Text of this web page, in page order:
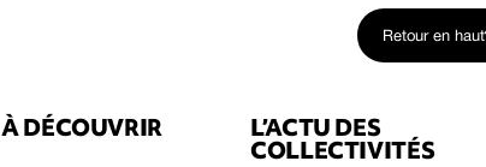
Retour en haut
À DÉCOUVRIR L’ACTU DES
COLLECTIVITÉS